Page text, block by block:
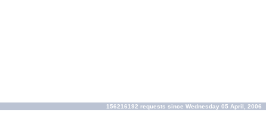
156216192 requests since Wednesday 05 April, 2006